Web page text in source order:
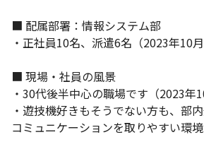
■ 配属部署：情報システム部
・正社員10名、派遣6名（2023年10月
■ 現場・社員の風景
・30代後半中心の職場です（2023年
・遊技機好きもそうでない方も、部
コミュニケーションを取りやすい環